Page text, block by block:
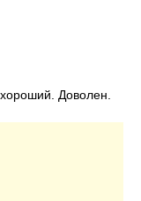
Доволен.